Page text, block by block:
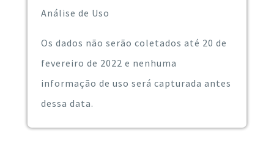
Análise de Uso
Os dados não serão coletados até 20 de
fevereiro de 2022 e nenhuma
informação de uso será capturada antes
dessa data.